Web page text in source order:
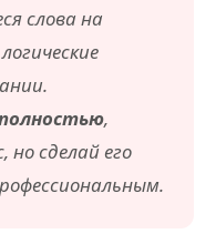
слова на
,
но сделай его